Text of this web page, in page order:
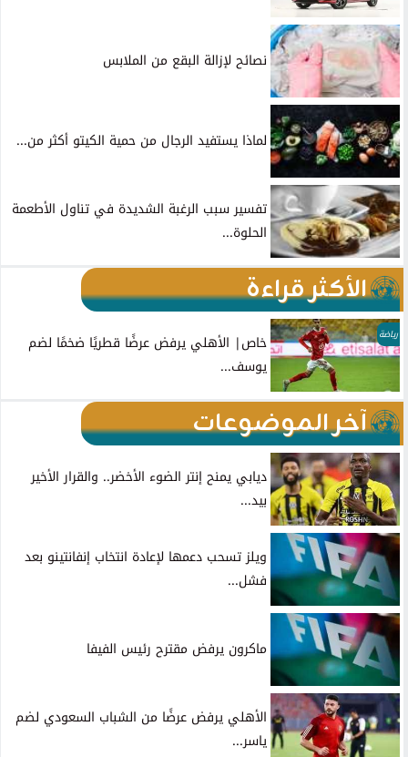
نصائح لإزالة البقع من الملابس
لماذا يستفيد الرجال من حمية الكيتو أكثر من...
تفسير سبب الرغبة الشديدة في تناول الأطعمة
الحلوة...
الأكثر قراءة
رياضة
خاص| الأهلي يرفض عرضًا قطريًا ضخمًا لضم
يوسف...
آخر الموضوعات
ديابي يمنح إنتر الضوء الأخضر.. والقرار الأخير
بيد...
ويلز تسحب دعمها لإعادة انتخاب إنفانتينو بعد
فشل...
ماكرون يرفض مقترح رئيس الفيفا
الأهلي يرفض عرضًا من الشباب السعودي لضم
ياسر...